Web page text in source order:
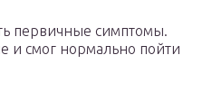
первичные симптомы.
и смог нормально пойти